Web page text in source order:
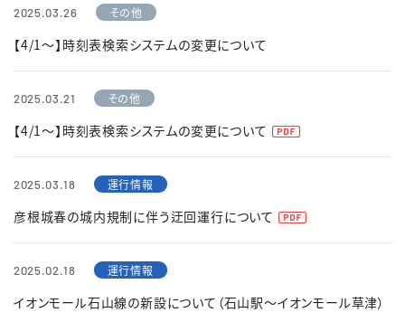
2025.03.26 その他
【4/1～】時刻表検索システムの変更について
2025.03.21 その他
【4/1～】時刻表検索システムの変更について
2025.03.18 運行情報
彦根城春の城内規制に伴う迂回運行について
2025.02.18 運行情報
イオンモール石山線の新設について（石山駅～イオンモール草津）